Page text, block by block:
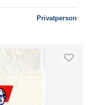
Privatperson